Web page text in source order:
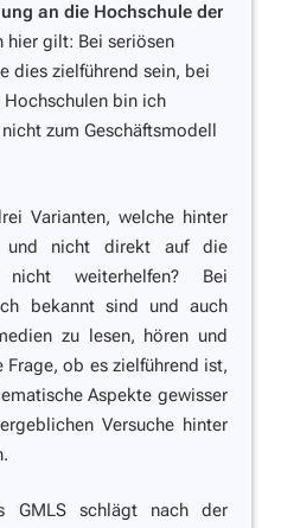
an die Hochschule der
hier gilt: Bei seriösen
dies zielführend sein, bei
bin ich
zum Geschäftsmodell
Varianten, welche hinter
und nicht direkt auf die
nicht weiterhelfen? Bei
bekannt sind und auch
zu lesen, hören und
ob es zielführend ist,
Aspekte gewisser
Versuche hinter
GMLS schlägt nach der